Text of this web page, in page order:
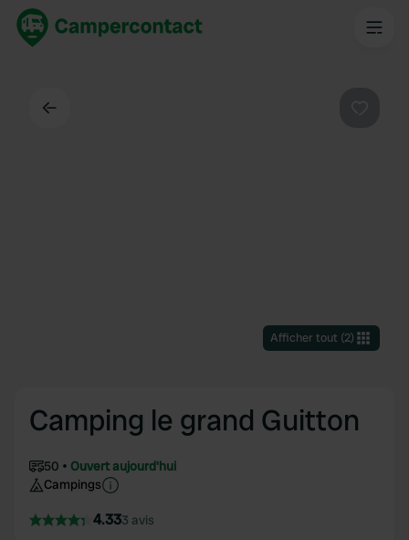
Afficher tout(2)
Camping le grand Guitton
50
Ouvert aujourd'hui
Campings
4.333 avis